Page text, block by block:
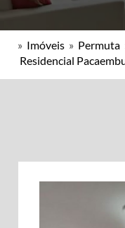
» Imóveis » Permuta
Residencial